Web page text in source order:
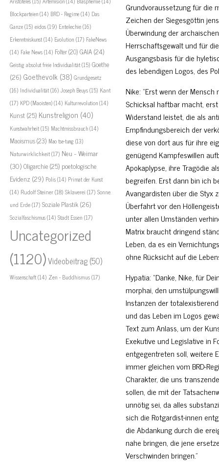
Blockparteien(14) BRD - Regime(14) Das
Ganze(15) eidos(19) Entelechie(16)
Erkenntniskunst(14) Evolution (17) FakeNews
(14) Fake News(14) Folter(20) GAIA(24)
Geistig absolut freie Individualität(15) Goethe
(26) Goethevolk (38) Grundgesetz
(16) Individualität(16) Joseph Beuys(15) Kant
(17) KPD (Maoisten)(14) Kulturrevolution(14)
Kunst(25) Kunstreligion (40)
Kunstwahrheit(15) Machtmissbrauch(14)
Maoismus(23) Mao tse-tung (13)
Naturwirklichkeit(17) Neu - Weimar
(30)Oligarchie(25) poetologische
Evidenz (29) Polis(14) Primat der Kunst
(14) Rudolf Steiner(18) Sklaverei (17) Sonne
und Erde(17) Soziale Plastik(26)
Sozialfaschismus(14) Stadt Essen (17)
Uncategorized
(1120)Videobeitrag(50)
Wissenschaft(14) Zen - Buddhismus(17)
Grundvoraussetzung für die
Zeichen der Siegesgöttin
Überwindung der
Herrschaftsgewalt und für
Ausgangsbasis für die
des lebendigen Logos, des
Nike: “Erst wenn der
Schicksal haftbar macht,
Widerstand leistet, die als
Empfindungsbereich der
diese von dort aus für ihre
genügend Kampfeswillen
Apokaplypse, ihre Tragödie
begreifen. Erst dann bin ich
Avangardisten über die Styx
Überfahrt vor den
unter allen Umständen
Matrix braucht dringend
Leben, da es ein
ohne Rücksicht auf die
Hypatia: “Danke, Nike, für
morphai, den
Instanzen der
und das Leben im Logos
Text zum Anlass, um der
Exekutive und Legislative in
entgegentreten soll, weitere
immer gleichen vom BRD-
Charakter, die uns
sollen, die mit der
unnötig sei, da alles
sich die Rotgardist-innen
die Abdankung durch die
nahe bringen, die jene
Verschwinden bringen.”